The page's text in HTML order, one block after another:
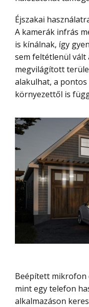
Éjszakai használatra több mód is rendelkezésre áll.
A kamerák infrás
is kínálnak, így
sem feltétlenül vált
megvilágított
alakulhat, a
környezettől is
Beépített mikrofon és hangszórója is van, amivel
mint egy telefon
alkalmazáson